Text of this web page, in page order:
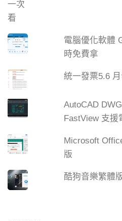
電腦優化軟體
時免費拿
統一發票5.6
AutoCAD
FastView 支援
Microsoft
版
酷狗音樂繁體